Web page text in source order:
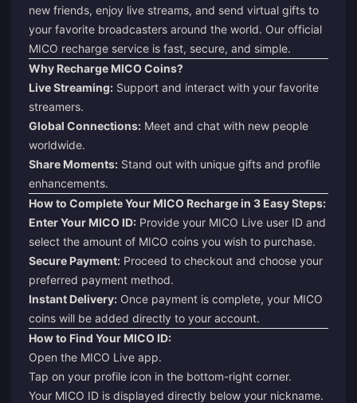
new friends, enjoy live streams, and send virtual gifts to
your favorite broadcasters around the world. Our official
MICO recharge service is fast, secure, and simple.
Why Recharge MICO Coins?
Live Streaming: Support and interact with your favorite
streamers.
Global Connections: Meet and chat with new people
worldwide.
Share Moments: Stand out with unique gifts and profile
enhancements.
How to Complete Your MICO Recharge in 3 Easy Steps:
Enter Your MICO ID: Provide your MICO Live user ID and
select the amount of MICO coins you wish to purchase.
Secure Payment: Proceed to checkout and choose your
preferred payment method.
Instant Delivery: Once payment is complete, your MICO
coins will be added directly to your account.
How to Find Your MICO ID:
Open the MICO Live app.
Tap on your profile icon in the bottom-right corner.
Your MICO ID is displayed directly below your nickname.